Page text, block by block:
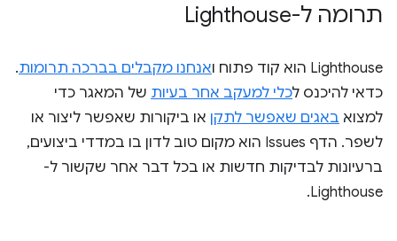
תרומה ל-Lighthouse
Lighthouse הוא קוד פתוח ו אנחנו מקבלים בברכה תרומות.
כדאי להיכנס לכלי למעקב אחר בעיות של המאגר כדי
למצוא באגים שאפשר לתקן או ביקורות שאפשר ליצור או
לשפר. הדף Issues הוא מקום טוב לדון בו במדדי ביצועים,
ברעיונות לבדיקות חדשות או בכל דבר אחר שקשור ל-
Lighthouse.